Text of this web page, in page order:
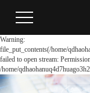
Warning:
file_put_contents(/home/
failed to open stream:
/home/